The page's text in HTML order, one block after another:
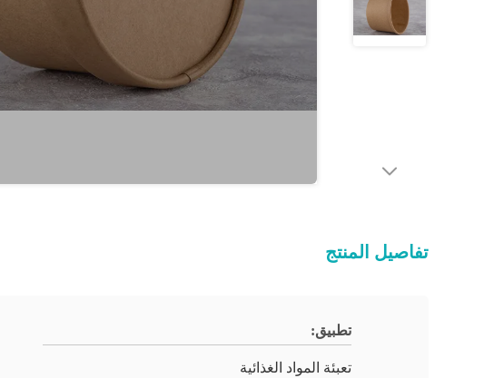
تفاصيل المنتج
تطبيق:
تعبئة المواد الغذائية